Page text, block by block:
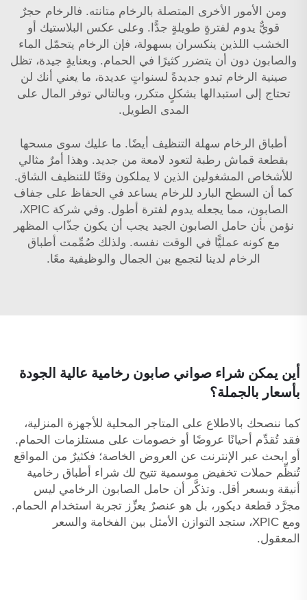
ومن الأمور الأخرى المتصلة بالرخام متانته. فالرخام حجرٌ
قويٌّ يدوم لفترةٍ طويلةٍ جدًّا. وعلى عكس البلاستيك أو
الخشب اللذين ينكسران بسهولة، فإن الرخام يتحمّل الماء
والصابون دون أن يتضرر كثيرًا في الحمام. وبعنايةٍ جيدة، تظل
صينية الرخام تبدو جديدةً لسنواتٍ عديدة، ما يعني أنك لن
تحتاج إلى استبدالها بشكلٍ متكرر، وبالتالي توفر المال على
المدى الطويل.
أطباق الرخام سهلة التنظيف أيضًا. ما عليك سوى مسحها
بقطعة قماش رطبة لتعود لامعة من جديد. وهذا أمرٌ مثالي
للأشخاص المشغولين الذين لا يملكون وقتًا للتنظيف الشاق.
كما أن السطح البارد للرخام يساعد في الحفاظ على جفاف
الصابون، مما يجعله يدوم لفترة أطول. وفي شركة XPIC،
نؤمن بأن حامل الصابون الجيد يجب أن يكون جذّاب المظهر
مع كونه عمليًّا في الوقت نفسه. ولذلك صُمِّمت أطباق
الرخام لدينا لتجمع بين الجمال والوظيفية معًا.
أين يمكن شراء صواني صابون رخامية عالية الجودة
بأسعار بالجملة؟
كما ننصحك بالاطلاع على المتاجر المحلية للأجهزة المنزلية،
فقد تُقدِّم أحيانًا عروضًا أو خصومات على مستلزمات الحمام.
أو ابحث عبر الإنترنت عن العروض الخاصة؛ فكثيرٌ من المواقع
تُنظِّم حملات تخفيض موسمية تتيح لك شراء أطباق رخامية
أنيقة وبسعر أقل. وتذكَّر أن حامل الصابون الرخامي ليس
مجرَّد قطعة ديكور، بل هو عنصرٌ يعزِّز تجربة استخدام الحمام.
ومع XPIC، ستجد التوازن الأمثل بين الفخامة والسعر
المعقول.